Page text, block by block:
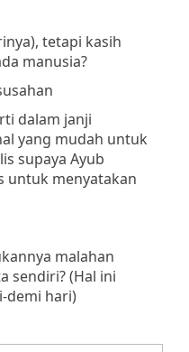
tetapi kasih
manusia?
dalam janji
yang mudah untuk
supaya Ayub
untuk menyatakan
malahan
sendiri? (Hal ini
demi hari)